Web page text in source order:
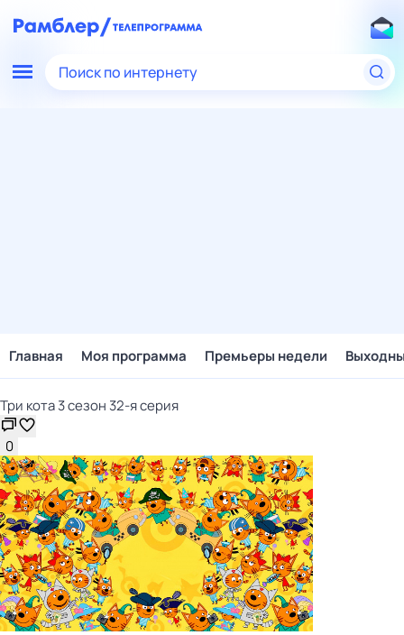
Поиск по интернету
Главная Моя программа Премьеры недели
Три кота 3 сезон 32-я серия
0